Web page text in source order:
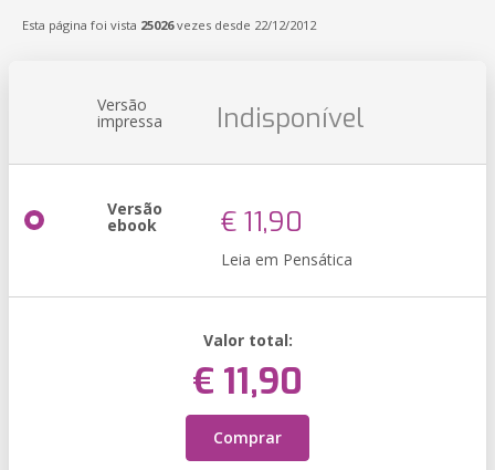
Esta página foi vista 25026vezes desde 22/12/2012
Versão
impressa Indisponível
Versão
ebook € 11,90
Leia em Pensática
Valor total:
€ 11,90
Comprar